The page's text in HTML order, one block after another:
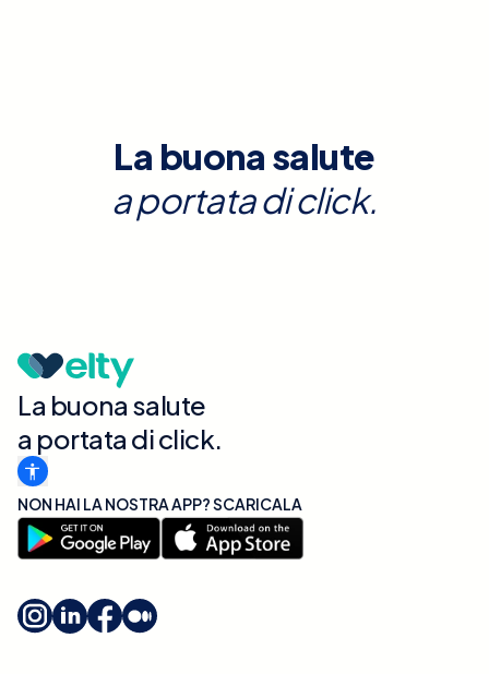
La buona salute
a portata di click.
La buona salute
a portata di click.
NON HAI LA NOSTRA APP? SCARICALA